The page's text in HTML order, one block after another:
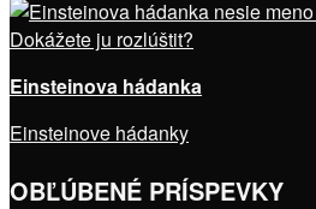
Einsteinova hádanka
Einsteinove hádanky
OBĽÚBENÉ PRÍSPEVKY